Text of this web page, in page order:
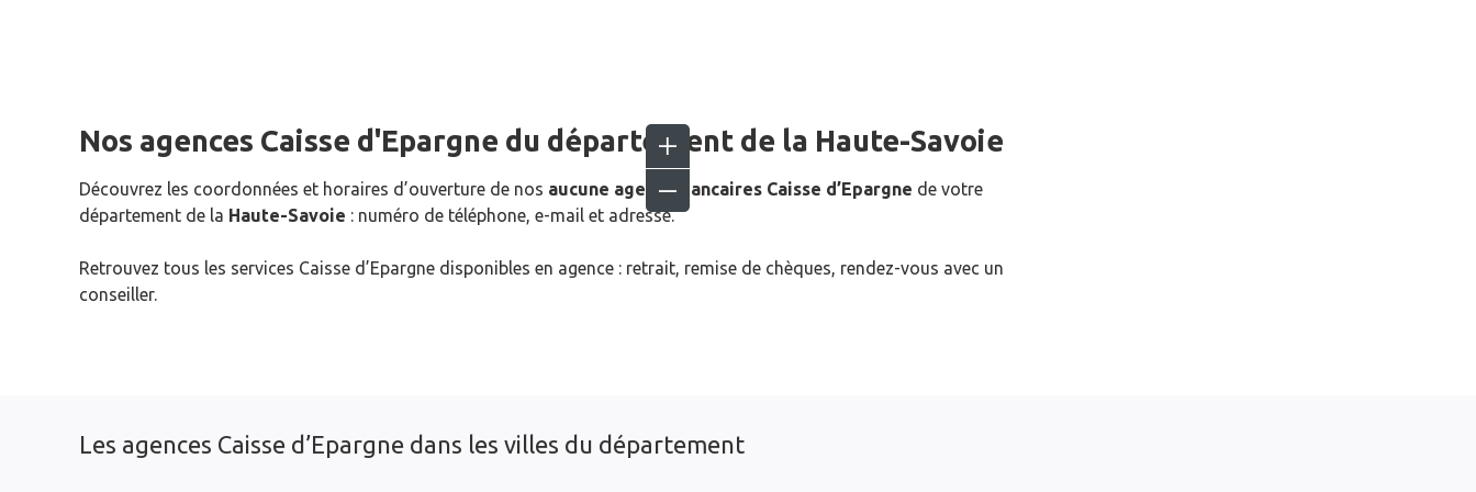
Nos agences Caisse d'Epargne du département de la Haute-Savoie
Découvrez les coordonnées et horaires d’ouverture de nos aucune agence bancaires Caisse d’Epargne de votre
département de la Haute-Savoie : numéro de téléphone, e-mail et adresse.
Retrouvez tous les services Caisse d’Epargne disponibles en agence : retrait, remise de chèques, rendez-vous avec un
conseiller.
Les agences Caisse d’Epargne dans les villes du département